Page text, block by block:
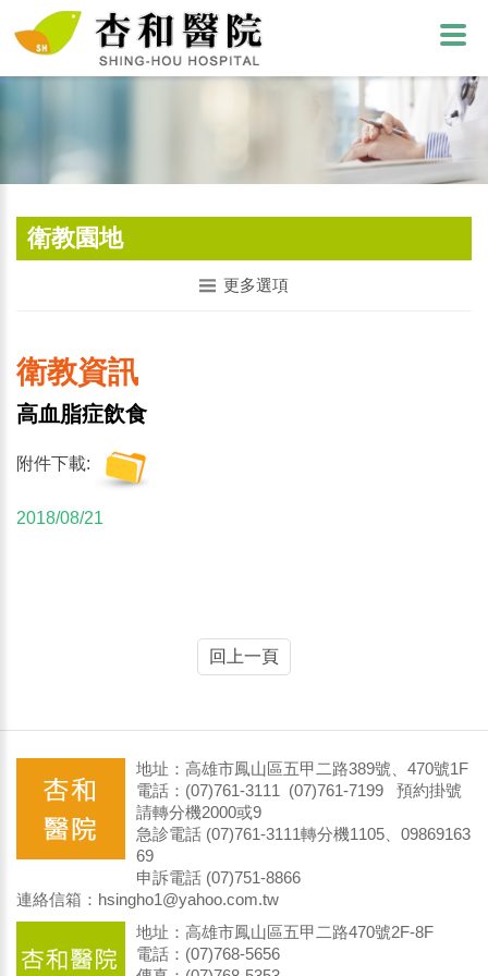
衛教園地
更多選項
衛教資訊
高血脂症飲食
附件下載:
2018/08/21
回上一頁
地址：高雄市鳳山區五甲二路389號、470號1F
電話：(07)761-3111 (07)761-7199 預約掛號
請轉分機2000或9
急診電話 (07)761-3111轉分機1105、09869163
69
申訴電話 (07)751-8866
連絡信箱：hsingho1@yahoo.com.tw
地址：高雄市鳳山區五甲二路470號2F-8F
電話：(07)768-5656